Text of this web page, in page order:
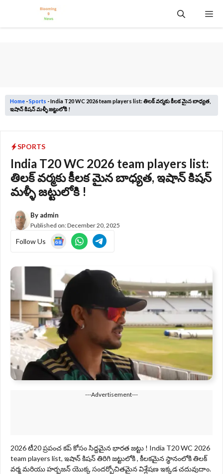
content
Home -Sports -India T20 WC 2026 team players list: తిలక్ వర్మకు కీలక మైన బాధ్యత,
ఇషాన్ కిషన్ మళ్ళీ జట్టులోకి !
SPORTS
India T20 WC 2026 team players list:
తిలక్ వర్మకు కీలక మైన బాధ్యత, ఇషాన్ కిషన్
మళ్ళీ జట్టులోకి !
By admin
Published on:December 20, 2025
Follow Us
---Advertisement---
2026 టీ20 ప్రపంచ కప్ కోసం సిద్దమైన భారత జట్టు ! India T20 WC 2026
team players list, ఇషాన్ కిషన్ తిరిగి జట్టులోకి , కీలకమైన స్థానంలోకి తిలక్
వర్మ మరియు హర్భజన్ యొక్క సందర్బోచితమైన విశ్లేషణ ఇక్కడ చదువుదాం.